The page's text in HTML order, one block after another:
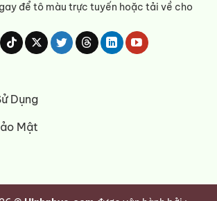
để tô màu trực tuyến hoặc tải về cho
Dụng
Mật